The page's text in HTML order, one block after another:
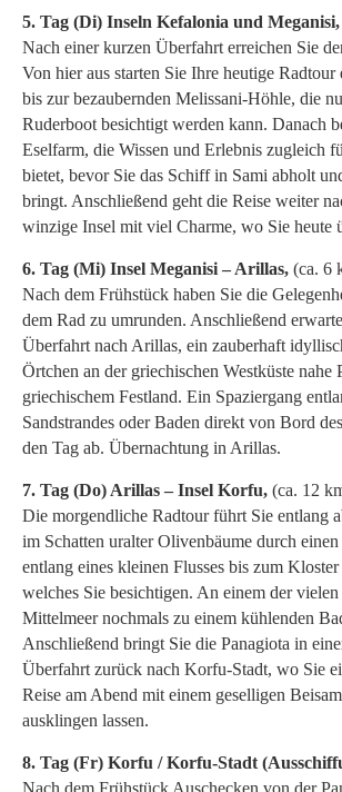
5. Tag (Di) Inseln Kefalonia und Meganisi,
Nach einer kurzen Überfahrt erreichen Sie
Von hier aus starten Sie Ihre heutige Radtour
bis zur bezaubernden Melissani-Höhle, die
Ruderboot besichtigt werden kann. Danach
Eselfarm, die Wissen und Erlebnis zugleich
bietet, bevor Sie das Schiff in Sami abholt
bringt. Anschließend geht die Reise weiter
winzige Insel mit viel Charme, wo Sie heute
6. Tag (Mi) Insel Meganisi – Arillas, (ca. 6
Nach dem Frühstück haben Sie die
dem Rad zu umrunden. Anschließend
Überfahrt nach Arillas, ein zauberhaft
Örtchen an der griechischen Westküste nahe
griechischem Festland. Ein Spaziergang
Sandstrandes oder Baden direkt von Bord
den Tag ab. Übernachtung in Arillas.
7. Tag (Do) Arillas – Insel Korfu, (ca. 12
Die morgendliche Radtour führt Sie entlang
im Schatten uralter Olivenbäume durch
entlang eines kleinen Flusses bis zum
welches Sie besichtigen. An einem der vielen
Mittelmeer nochmals zu einem kühlenden
Anschließend bringt Sie die Panagiota in
Überfahrt zurück nach Korfu-Stadt, wo Sie
Reise am Abend mit einem geselligen
ausklingen lassen.
8. Tag (Fr) Korfu / Korfu-Stadt